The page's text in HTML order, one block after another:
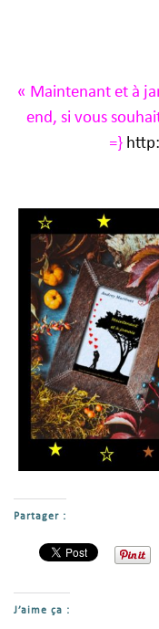
« Maintenant et à
end, si vous
=}
Partager :
J’aime ça :